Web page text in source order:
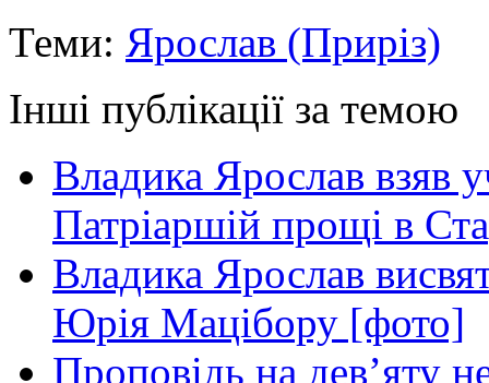
Теми: Ярослав (Приріз)
Інші публікації за темою
Владика Ярослав взяв
Патріаршій прощі в
Владика Ярослав
Юрія Мацібору [фото]
Проповідь на дев’яту